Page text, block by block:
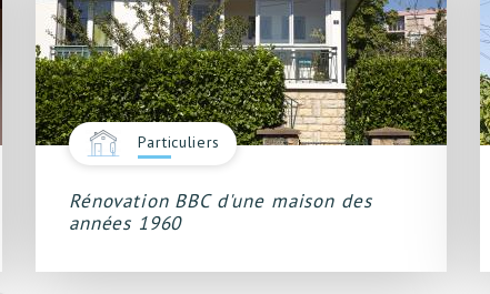
Particuliers
Rénovation BBC d'une maison des
années 1960